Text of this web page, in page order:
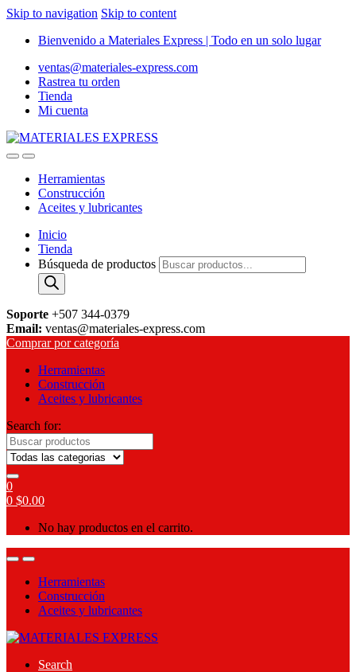
Skip to navigation Skip to content
Bienvenido a Materiales Express | Todo en un solo lugar
ventas@materiales-express.com
Rastrea tu orden
Tienda
Mi cuenta
Herramientas
Construcción
Aceites y lubricantes
Inicio
Tienda
Búsqueda de productos
Soporte +507 344-0379
Email: ventas@materiales-express.com
Comprar por categoría
Herramientas
Construcción
Aceites y lubricantes
Search for:
0
0 $0.00
No hay productos en el carrito.
Herramientas
Construcción
Aceites y lubricantes
Search